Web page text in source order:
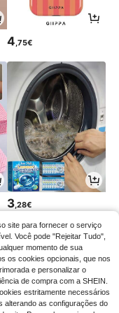
4 ,75€
3 ,28€
site para fornecer o serviço
Você pode "Rejeitar Tudo",
momento de sua
os cookies opcionais, que nos
e personalizar o
de compra com a SHEIN.
estritamente necessários
alterando as configurações do